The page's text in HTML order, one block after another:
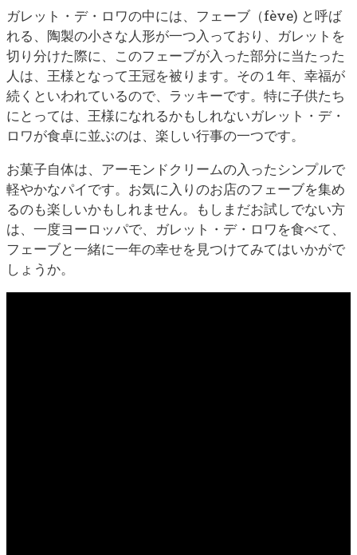
ガレット・デ・ロワの中には、フェーブ（fève) と呼ば
れる、陶製の小さな人形が一つ入っており、ガレットを
切り分けた際に、このフェーブが入った部分に当たった
人は、王様となって王冠を被ります。その１年、幸福が
続くといわれているので、ラッキーです。特に子供たち
にとっては、王様になれるかもしれないガレット・デ・
ロワが食卓に並ぶのは、楽しい行事の一つです。
お菓子自体は、アーモンドクリームの入ったシンプルで
軽やかなパイです。お気に入りのお店のフェーブを集め
るのも楽しいかもしれません。もしまだお試しでない方
は、一度ヨーロッパで、ガレット・デ・ロワを食べて、
フェーブと一緒に一年の幸せを見つけてみてはいかがで
しょうか。